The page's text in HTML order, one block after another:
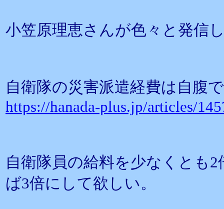
小笠原理恵さんが色々と発信
自衛隊の災害派遣経費は自腹
https://hanada-plus.jp/articles/
自衛隊員の給料を少なくとも
ば3倍にして欲しい。